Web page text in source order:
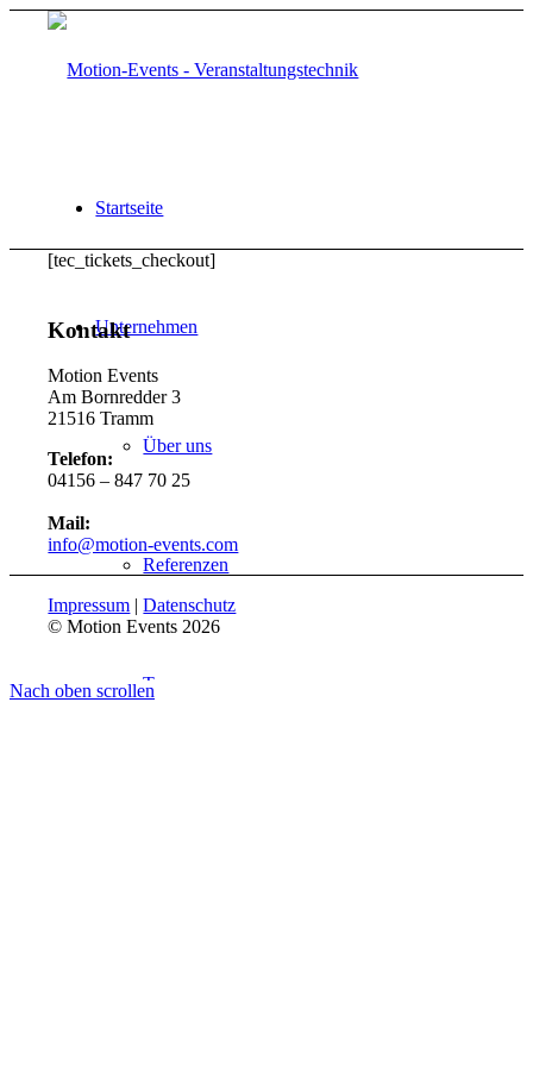
Startseite
Unternehmen
Über uns
Referenzen
Team
[tec_tickets_checkout]
Kontakt
Motion Events
Am Bornredder 3
21516 Tramm
Telefon:
04156 – 847 70 25
Mail:
info@motion-events.com
Impressum |Datenschutz
© Motion Events 2026
Nach oben scrollen